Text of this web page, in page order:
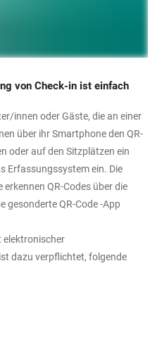
von Check-in ist einfach
innen oder Gäste, die an einer
über ihr Smartphone den QR-
oder auf den Sitzplätzen ein
Erfassungssystem ein. Die
QR-Codes über die
gesonderte QR-Code -App
elektronischer
dazu verpflichtet, folgende